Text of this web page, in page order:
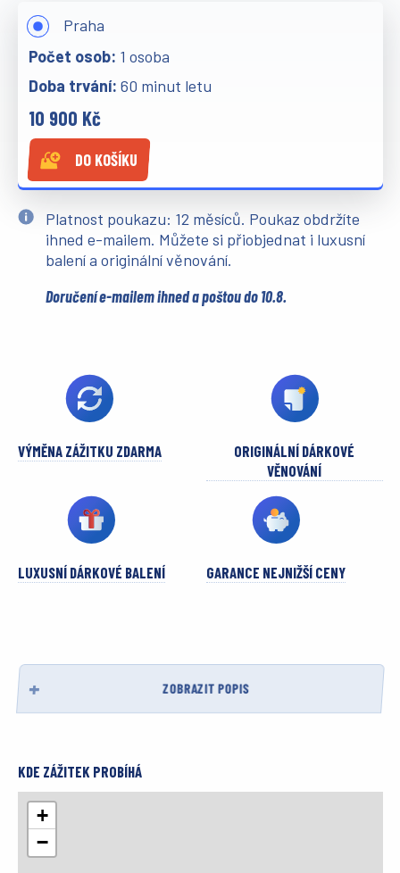
Praha
1 osoba
60 minut letu
10 900 Kč
DO KOŠÍKU
Platnost poukazu: 12 měsíců. Poukaz obdržíte
ihned e-mailem. Můžete si přiobjednat i luxusní
balení a originální věnování.
Doručení e-mailem ihned a poštou do 10.8.
VÝMĚNA ZÁŽITKU ZDARMA
ORIGINÁLNÍ DÁRKOVÉ
VĚNOVÁNÍ
LUXUSNÍ DÁRKOVÉ BALENÍ GARANCE NEJNIŽŠÍ CENY
ZOBRAZIT POPIS
KDE ZÁŽITEK PROBÍHÁ
+
−